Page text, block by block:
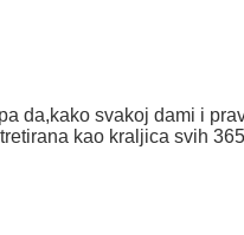
da,kako svakoj dami i
kao kraljica svih